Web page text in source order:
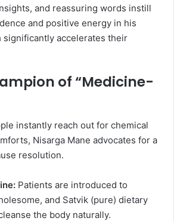
and reassuring words instill
and positive energy in his
significantly accelerates their
of “Medicine-
instantly reach out for chemical
Nisarga Mane advocates for a
resolution.
Patients are introduced to
and Satvik (pure) dietary
the body naturally.